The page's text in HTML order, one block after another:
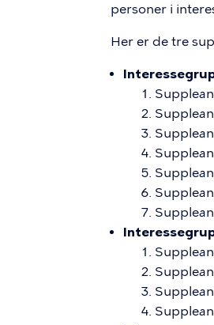
personer i
Her er de tre